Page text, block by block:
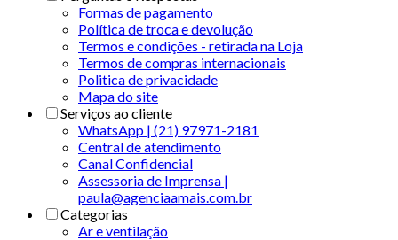
Formas de pagamento
Política de troca e devolução
Termos e condições - retirada na Loja
Termos de compras internacionais
Politica de privacidade
Mapa do site
Serviços ao cliente
WhatsApp | (21) 97971-2181
Central de atendimento
Canal Confidencial
Assessoria de Imprensa |
paula@agenciaamais.com.br
Categorias
Ar e ventilação